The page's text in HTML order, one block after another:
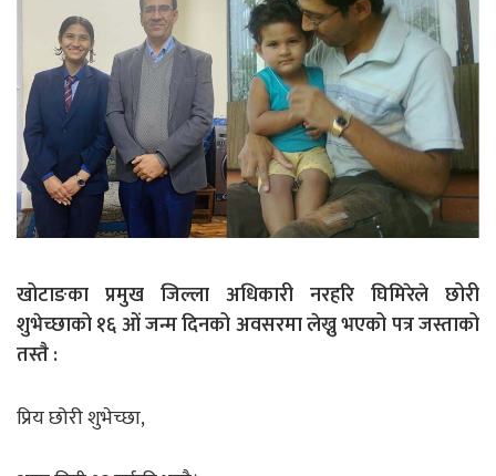
खोटाङका प्रमुख जिल्ला अधिकारी नरहरि घिमिरेले छोरी
शुभेच्छाको १६ ओं जन्म दिनको अवसरमा लेख्नु भएको पत्र जस्ताको
तस्तै :
प्रिय छोरी शुभेच्छा,